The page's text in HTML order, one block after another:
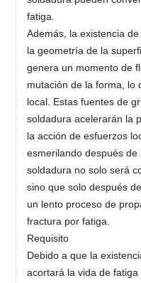
fatiga.
Además, la existencia
la geometría de la
genera un momento de
mutación de la forma, lo
local. Estas fuentes de
soldadura acelerarán la
la acción de esfuerzos
esmerilando después
soldadura no solo será
sino que solo después
un lento proceso de
fractura por fatiga.
Requisito
Debido a que la
acortará la vida de